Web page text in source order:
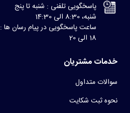
پاسخگویی تلفنی : شنبه تا پنج
شنبه، 8:30 الی 14:30
ساعت پاسخگویی در پیام رسان ها :
18 الی 20
خدمات مشتریان
سوالات متداول
نحوه ثبت شکایت